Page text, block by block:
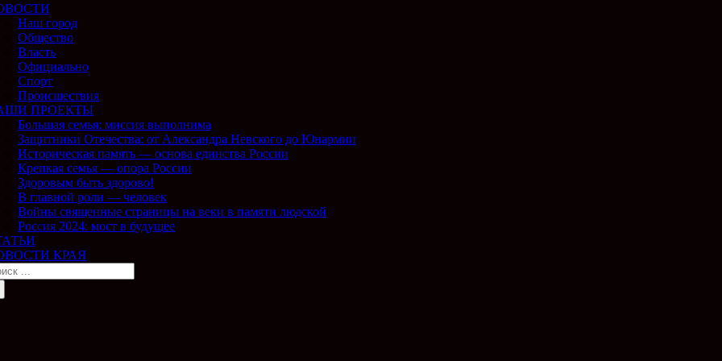
Наш город
Общество
Власть
Официально
Спорт
Происшествия
ПРОЕКТЫ
Большая семья: миссия выполнима
Защитники Отечества: от Александра Невского до Юнармии
Историческая память — основа единства России
Крепкая семья — опора России
Здоровым быть здорово!
В главной роли — человек
Войны священные страницы на веки в памяти людской
Россия 2024: мост в будущее
КРАЯ